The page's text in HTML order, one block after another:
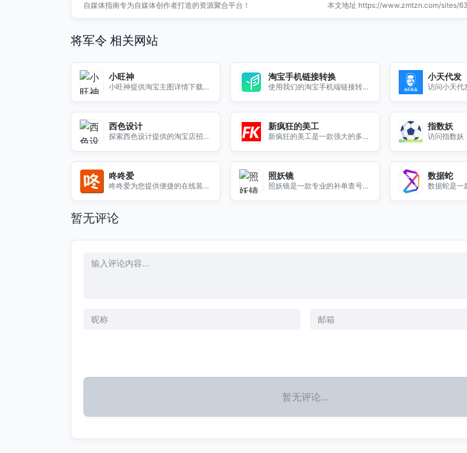
自媒体指南专为自媒体创作者打造的资源聚合平台！ 本文地址 https://www.zmtzn.com/sites/
将军令 相关网站
小旺神
小旺神提供淘宝主图详情下载与
淘宝手机链接转换
使用我们的淘宝手机端链接转换
小天代发
访问小天代
西色设计
探索西色设计提供的淘宝店招导
新疯狂的美工
新疯狂的美工是一款强大的多平
指数妖
访问指数妖
咚咚爱
咚咚爱为您提供便捷的在线装修
照妖镜
照妖镜是一款专业的补单查号软
数据蛇
数据蛇是一
暂无评论
暂无评论...